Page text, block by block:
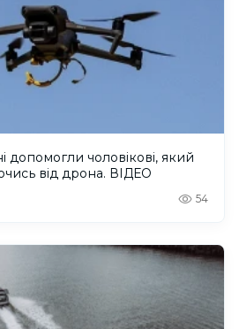
допомогли чоловікові, який
від дрона. ВІДЕО
54